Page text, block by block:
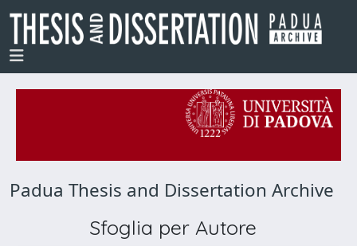
Padua Thesis and Dissertation Archive
Sfoglia per Autore